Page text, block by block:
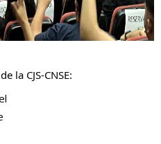
la CJS-CNSE: